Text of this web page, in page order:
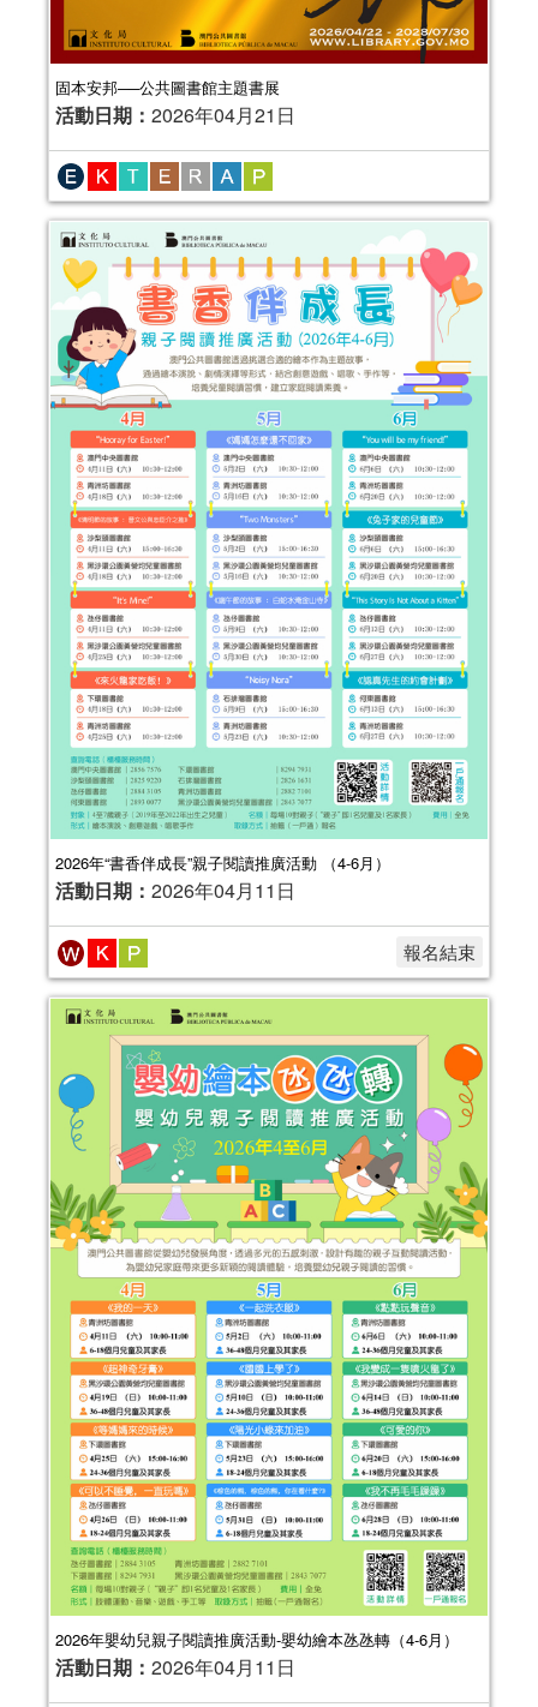
固本安邦──公共圖書館主題書展
活動日期： 2026年04月21日
2026年“書香伴成長”親子閱讀推廣活動 （4-6月）
活動日期： 2026年04月11日
報名結束
2026年嬰幼兒親子閱讀推廣活動-嬰幼繪本氹氹轉（4-6月）
活動日期： 2026年04月11日
2025年07月05日
報名結束